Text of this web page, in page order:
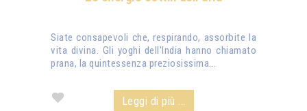
Siate consapevoli che, respirando, assorbite la
vita divina. Gli yoghi dell'India hanno chiamato
prana, la quintessenza preziosissima...
Leggi di più ...